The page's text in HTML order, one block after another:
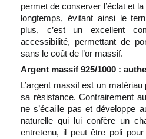
permet de conserver l’éclat et
longtemps, évitant ainsi le
plus, c’est un excellent
accessibilité, permettant de
sans le coût de l’or massif.
Argent massif 925/1000 :
L’argent massif est un
sa résistance. Contrairement
ne s’écaille pas et développe
naturelle qui lui confère un
entretenu, il peut être poli